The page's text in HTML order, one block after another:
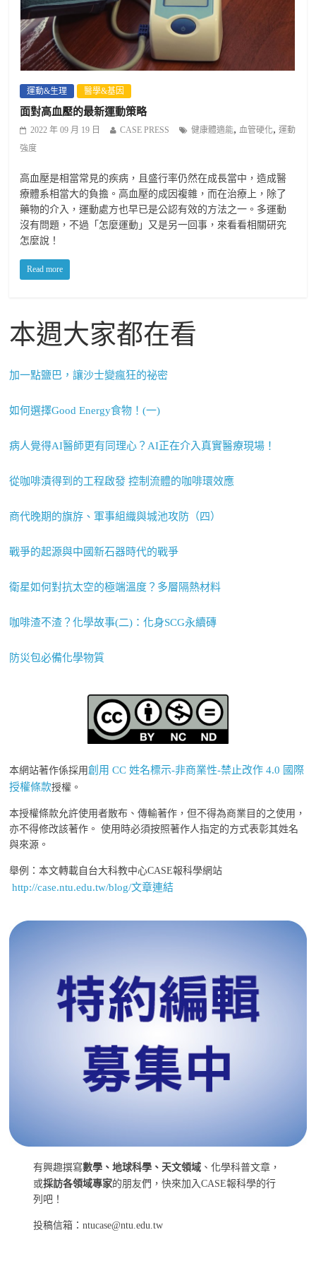
運動&生理 醫學&基因
面對高血壓的最新運動策略
2022 年 09 月 19 日 CASE PRESS 健康體適能, 血管硬化,運動
強度
高血壓是相當常見的疾病，且盛行率仍然在成長當中，造成醫
療體系相當大的負擔。高血壓的成因複雜，而在治療上，除了
藥物的介入，運動處方也早已是公認有效的方法之一。多運動
沒有問題，不過「怎麼運動」又是另一回事，來看看相關研究
怎麼說！
Read more
本週大家都在看
加一點鹽巴，讓沙士變瘋狂的祕密
如何選擇Good Energy食物！(一)
病人覺得AI醫師更有同理心？AI正在介入真實醫療現場！
從咖啡漬得到的工程啟發 控制流體的咖啡環效應
商代晚期的旗斿、軍事組織與城池攻防（四）
戰爭的起源與中國新石器時代的戰爭
衛星如何對抗太空的極端溫度？多層隔熱材料
咖啡渣不渣？化學故事(二)：化身SCG永續磚
防災包必備化學物質
本網站著作係採用創用 CC 姓名標示-非商業性-禁止改作 4.0 國際
授權條款授權。
本授權條款允許使用者散布、傳輸著作，但不得為商業目的之使用，
亦不得修改該著作。 使用時必須按照著作人指定的方式表彰其姓名
與來源。
舉例：本文轉載自台大科教中心CASE報科學網站
http://case.ntu.edu.tw/blog/文章連結
有興趣撰寫數學、地球科學、天文領域 、化學科普文章，
或採訪各領域專家的朋友們，快來加入CASE報科學的行
列吧！
投稿信箱：ntucase@ntu.edu.tw